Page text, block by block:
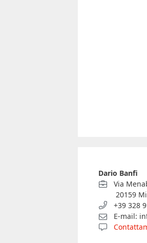
Dario Banfi
Via
20159
+39 328
E-mail: